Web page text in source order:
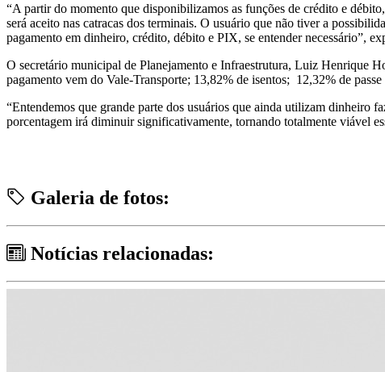
“A partir do momento que disponibilizamos as funções de crédito e
será aceito nas catracas dos terminais. O usuário que não tiver a
pagamento em dinheiro, crédito, débito e PIX, se entender necessário”,
O secretário municipal de Planejamento e Infraestrutura, Luiz Henrique
pagamento vem do Vale-Transporte; 13,82% de isentos; 12,32% de
“Entendemos que grande parte dos usuários que ainda utilizam dinheiro
porcentagem irá diminuir significativamente, tornando totalmente viável
Galeria de fotos:
Notícias relacionadas: